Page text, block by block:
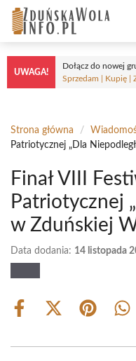
Przejdź
treści
UWAGA!
Dołącz do nowej
Sprzedam | Kupię |
Strona główna /
Patriotycznej „Dla
Finał VIII
Patriotycznej
w Zduńskiej
Data dodania: 14 listopada
Share
Share
(Twitter)
Share